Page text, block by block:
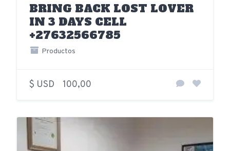
BRING BACK LOST LOVER
IN 3 DAYS CELL
+27632566785
Productos
$ USD 100,00